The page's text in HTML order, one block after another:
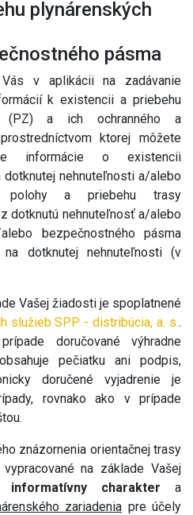
plynárenských
pásma
v aplikácii na zadávanie
k existencii a priebehu
(PZ) a ich ochranného a
ktorej môžete
informácie o existencii
dotknutej nehnuteľnosti a/alebo
polohy a priebehu trasy
dotknutú nehnuteľnosť a/alebo
bezpečnostného pásma
na dotknutej nehnuteľnosti (v
Vašej žiadosti je spoplatnené
služieb SPP - distribúcia, a. s..
doručované výhradne
pečiatku ani podpis,
doručené vyjadrenie je
rovnako ako v prípade
znázornenia orientačnej trasy
na základe Vašej
informatívny charakter a
zariadenia pre účely